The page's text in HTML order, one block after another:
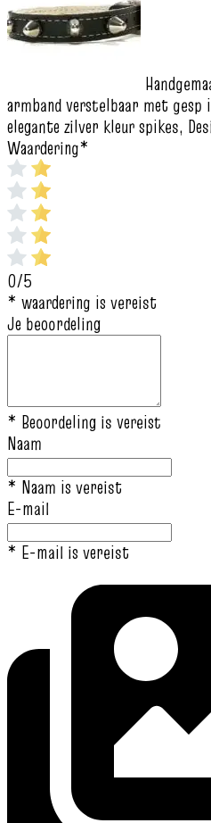
armband verstelbaar met
elegante zilver kleur spikes,
Waardering*
0/5
* waardering is vereist
Je beoordeling
* Beoordeling is vereist
Naam
* Naam is vereist
E-mail
* E-mail is vereist